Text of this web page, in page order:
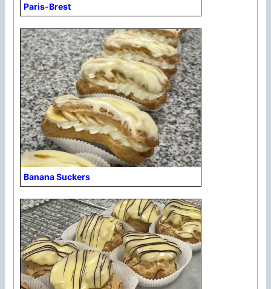
Paris-Brest
Banana Suckers